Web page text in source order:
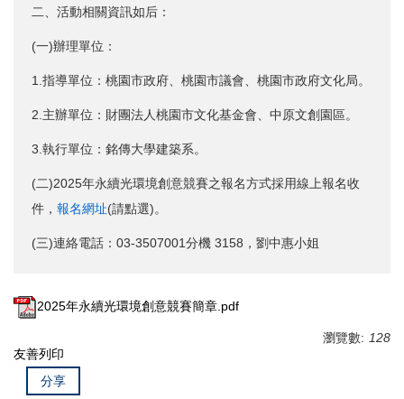
二、活動相關資訊如后：
(一)辦理單位：
1.指導單位：桃園市政府、桃園市議會、桃園市政府文化局。
2.主辦單位：財團法人桃園市文化基金會、中原文創園區。
3.執行單位：銘傳大學建築系。
(二)2025年永續光環境創意競賽之報名方式採用線上報名收
件， 報名網址(請點選)。
(三)連絡電話：03-3507001分機 3158，劉中惠小姐
2025年永續光環境創意競賽簡章.pdf
瀏覽數: 128
友善列印
分享